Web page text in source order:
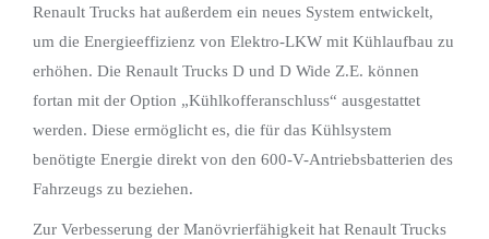
Renault Trucks hat außerdem ein neues System entwickelt,
um die Energieeffizienz von Elektro-LKW mit Kühlaufbau zu
erhöhen. Die Renault Trucks D und D Wide Z.E. können
fortan mit der Option „Kühlkofferanschluss“ ausgestattet
werden. Diese ermöglicht es, die für das Kühlsystem
benötigte Energie direkt von den 600-V-Antriebsbatterien des
Fahrzeugs zu beziehen.
Zur Verbesserung der Manövrierfähigkeit hat Renault Trucks